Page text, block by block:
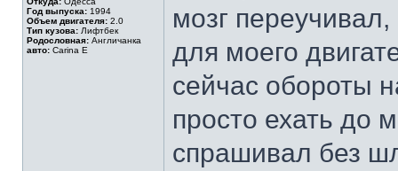
Год выпуска: 1994
Объем двигателя: 2.0
Тип кузова: Лифтбек
Родословная: Англичанка
авто: Carina E
мозг
для моего
сейчас обороты
просто ехать до
спрашивал без